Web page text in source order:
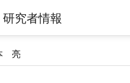
究者情報
亮